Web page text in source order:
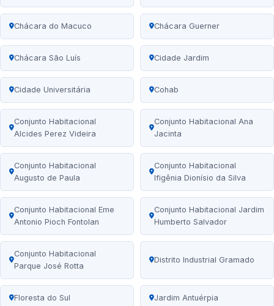
Chácara do Macuco Chácara Guerner
Chácara São Luís Cidade Jardim
Cidade Universitária Cohab
Conjunto Habitacional
Alcides Perez Videira
Conjunto Habitacional Ana
Jacinta
Conjunto Habitacional
Augusto de Paula
Conjunto Habitacional
Ifigênia Dionísio da Silva
Conjunto Habitacional Eme
Antonio Pioch Fontolan
Conjunto Habitacional Jardim
Humberto Salvador
Conjunto Habitacional
Parque José Rotta
Distrito Industrial Gramado
Floresta do Sul Jardim Antuérpia